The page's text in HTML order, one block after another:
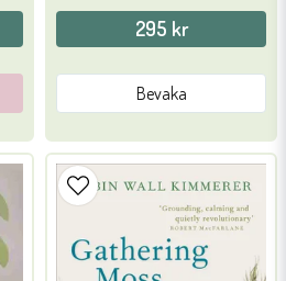
295 kr
Bevaka